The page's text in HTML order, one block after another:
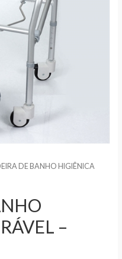
DE BANHO HIGIÊNICA
–